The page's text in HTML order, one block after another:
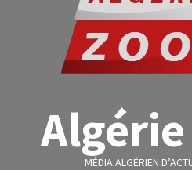
MÉDIA ALGÉRIEN